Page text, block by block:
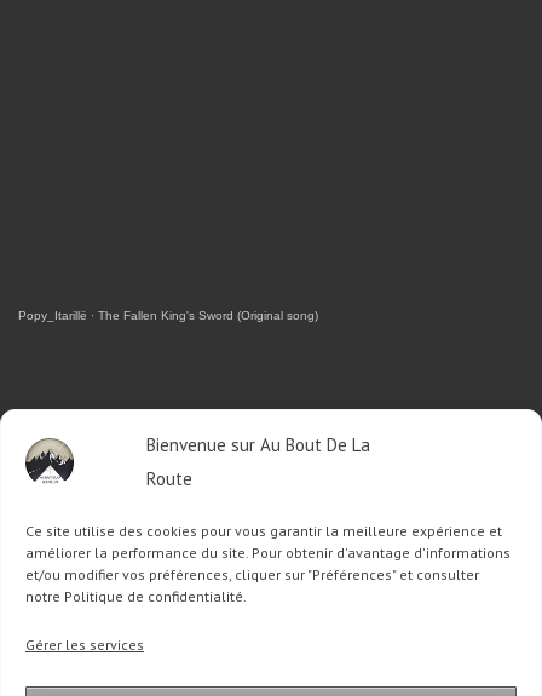
Bienvenue sur Au Bout De La
Route
Ce site utilise des cookies pour vous garantir la meilleure expérience et
améliorer la performance du site. Pour obtenir d'avantage d'informations
et/ou modifier vos préférences, cliquer sur "Préférences" et consulter
notre Politique de confidentialité.
Gérer les services
Popy_Itarillë · The Fallen King's Sword (Original song)
RETROUVEZ-MOI SUR FACEBOOK
OU SUR TWITTER
Follow @Sophie_ABDLRTweet to @Sophie_ABDLR